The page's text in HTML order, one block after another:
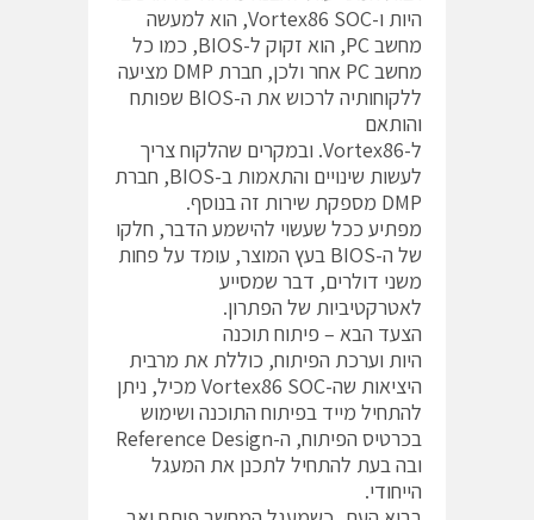
היות ו-Vortex86 SOC, הוא למעשה
מחשב PC, הוא זקוק ל-BIOS, כמו כל
מחשב PC אחר ולכן, חברת DMP מציעה
ללקוחותיה לרכוש את ה-BIOS שפותח
והותאם
ל-Vortex86. ובמקרים שהלקוח צריך
לעשות שינויים והתאמות ב-BIOS, חברת
DMP מספקת שירות זה בנוסף.
מפתיע ככל שעשוי להישמע הדבר, חלקו
של ה-BIOS בעץ המוצר, עומד על פחות
משני דולרים, דבר שמסייע
לאטרקטיביות של הפתרון.
הצעד הבא – פיתוח תוכנה
היות וערכת הפיתוח, כוללת את מרבית
היציאות שה-Vortex86 SOC מכיל, ניתן
להתחיל מייד בפיתוח התוכנה ושימוש
בכרטיס הפיתוח, ה-Reference Design
ובה בעת להתחיל לתכנן את המעגל
הייחודי.